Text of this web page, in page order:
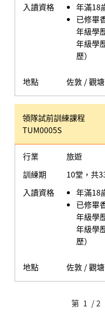
入讀資格
年滿18
已修畢
年級學
年級學
歷）
地點 佐敦 / 觀
領隊試前訓練課程
TUM0005S
行業
旅遊
訓練期
10堂，共
入讀資格
年滿18
已修畢
年級學
年級學
歷）
地點 佐敦 / 觀
第 1 / 2